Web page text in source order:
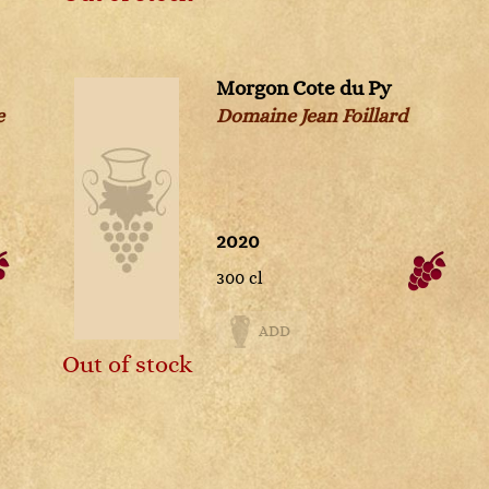
Domaine Bernard Gripa
Domaine Berthaut-Gerbet
Domaine Bonneau du Martray
Domaine Buisson
Domaine Camin Larredya
Domaine Camp Del Mas
Domaine Cauhapé
Domaine Chandon de Briailles
Domaine Charvin
Domaine Chiara Condello
Domaine Claude Dugat
Domaine Coche-Dury
Domaine Comte Abbatucci
Out of stock
Morgon Cote du Py
Domaine Jean Foillard
2020
300 cl
ADD